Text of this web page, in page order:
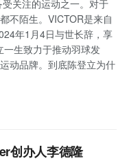
关注的运动之一。对于
不陌生。VICTOR是来自
年1月4日与世长辞，享
生致力于推动羽球发
动品牌。到底陈登立为什
创办人李德隆